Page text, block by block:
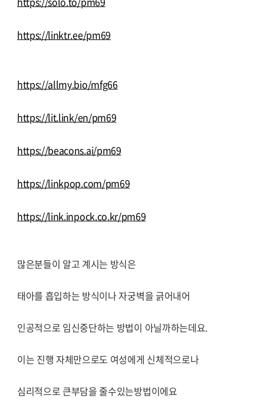
https://linktr.ee/pm69
https://allmy.bio/mfg66
https://lit.link/en/pm69
https://beacons.ai/pm69
https://linkpop.com/pm69
https://link.inpock.co.kr/pm69
많은분들이 알고 계시는 방식은
태아를 흡입하는 방식이나 자궁벽을 긁어내어
인공적으로 임신중단하는 방법이 아닐까하는데요.
이는 진행 자체만으로도 여성에게 신체적으로나
심리적으로 큰부담을 줄수있는방법이에요